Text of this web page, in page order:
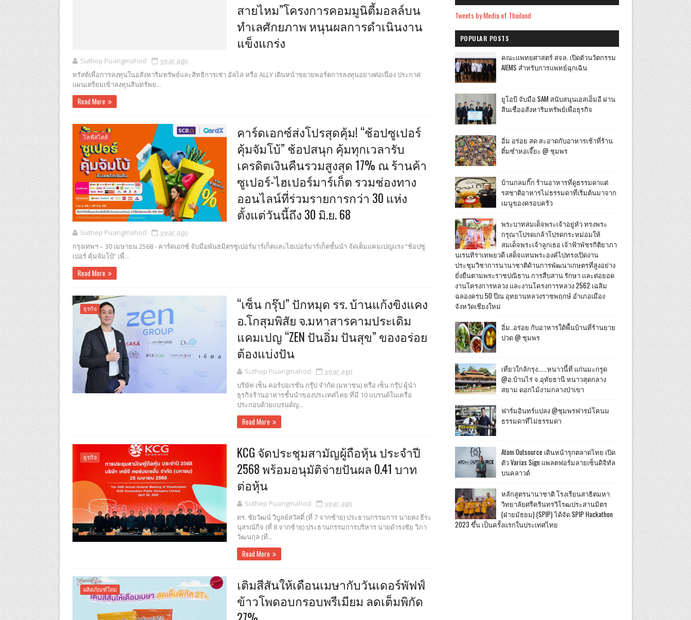
สายไหม”โครงการคอมมูนิตี้มอลล์บน
ทำเลศักยภาพ หนุนผลการดำเนินงาน
แข็งแกร่ง
Suthep Puangmahod
year ago
ทรัสต์เพื่อการลงทุนในอสังหาริมทรัพย์และสิทธิการเช่า อัลไล หรือ ALLY เดินหน้าขยายพอร์ตการลงทุนอย่างต่อเนื่อง ประกาศ
แผนเตรียมเข้าลงทุนสินทรัพย...
Read More
ไลฟ์สไตล์
คาร์ดเอกซ์ส่งโปรสุดคุ้ม! “ช้อปซูเปอร์
คุ้มจัมโบ้” ช้อปสนุก คุ้มทุกเวลารับ
เครดิตเงินคืนรวมสูงสุด 17% ณ ร้านค้า
ซูเปอร์-ไฮเปอร์มาร์เก็ต รวมช่องทาง
ออนไลน์ที่ร่วมรายการกว่า 30 แห่ง
ตั้งแต่วันนี้ถึง 30 มิ.ย. 68
Suthep Puangmahod
year ago
กรุงเทพฯ – 30 เมษายน 2568 - คาร์ดเอกซ์ จับมือพันธมิตรซูเปอร์มาร์เก็ตและไฮเปอร์มาร์เก็ตชั้นนำ จัดเต็มแคมเปญแรง “ช้อปซู
เปอร์ คุ้มจัมโบ้” เพื่...
Read More
ธุรกิจ
“เซ็น กรุ๊ป” ปักหมุด รร. บ้านแก้งขิงแคง
อ.โกสุมพิสัย จ.มหาสารคามประเดิม
แคมเปญ “ZEN ปันอิ่ม ปันสุข” ของอร่อย
ต้องแบ่งปัน
Suthep Puangmahod
year ago
บริษัท เซ็น คอร์ปอเรชั่น กรุ๊ป จำกัด (มหาชน) หรือ เซ็น กรุ๊ป ผู้นำ
ธุรกิจร้านอาหารชั้นนำของประเทศไทย ที่มี 10 แบรนด์ในเครือ
ประกอบด้วยแบรนด์ญ...
Read More
ธุรกิจ
KCG จัดประชุมสามัญผู้ถือหุ้น ประจำปี
2568 พร้อมอนุมัติจ่ายปันผล 0.41 บาท
ต่อหุ้น
Suthep Puangmahod
year ago
ดร. ชัยวัฒน์ วิบูลย์สวัสดิ์ (ที่ 7 จากซ้าย) ประธานกรรมการ นายตง ธีระ
นุสรณ์กิจ (ที่ 8 จากซ้าย) ประธานกรรมการบริหาร นายดำรงชัย วิภา
วัฒนกุล (ที...
Read More
ผลิตภัณฑ์ใหม่
เติมสีสันให้เดือนเมษากับวันเดอร์พัฟฟ์
ข้าวโพดอบกรอบพรีเมียม ลดเต็มพิกัด
Tweets by Media of Thailand
POPULAR POSTS
คณะแพทยศาสตร์ สจล. เปิดตัวนวัตกรรม
AIEMS สำหรับการแพทย์ฉุกเฉิน
ยูโอบี จับมือ SAM สนับสนุนเอสเอ็มอี ผ่าน
สินเชื่ออสังหาริมทรัพย์เพื่อธุรกิจ
อิ่ม อร่อย สด สะอาดกับอาหารเช้าที่ร้าน
ติ๋มซำหอเจี๊ยะ @ ชุมพร
บ้านกลมกิ๊ก ร้านอาหารที่ดูธรรมดาแต่
รสชาติอาหารไม่ธรรมดาที่เริ่มต้นมาจาก
เมนูของครอบครัว
พระบาทสมเด็จพระเจ้าอยู่หัว ทรงพระ
กรุณาโปรดเกล้าโปรดกระหม่อมให้
สมเด็จพระเจ้าลูกเธอ เจ้าฟ้าพัชรกิติยาภา
นเรนทิราเทพยวดี เสด็จแทนพระองค์ไปทรงเปิดงาน
ประชุมวิชาการนานาชาติด้านการพัฒนาเกษตรที่สูงอย่าง
ยั่งยืนตามพระราชปณิธาน การสืบสาน รักษา และต่อยอด
งานโครงการหลวง และงานโครงการหลวง 2562 เฉลิม
ฉลองครบ 50 ปีณ อุทยานหลวงราชพฤกษ์ อำเภอเมือง
จังหวัดเชียงใหม่
อิ่ม..อร่อย กับอาหารใต้พื้นบ้านที่ร้านยาย
ปวด @ ชุมพร
เที่ยวใกล้กรุง......หนาวนี้ที่ แก่นมะกรูด
@อ.บ้านไร่ จ.อุทัยธานี หนาวสุดกลาง
สยาม ดอกไม้งามกลางป่าเขา
ฟาร์มอินทร์แปลง @ชุมพรฟารม์โคนม
ธรรมดาที่ไม่ธรรมดา
Atom Outsource เดินหน้ารุกตลาดไทย เปิด
ตัว Varias Sign แพลตฟอร์มลายเซ็นดิจิทัล
บนคลาวด์
หลักสูตรนานาชาติ โรงเรียนสาธิตมหา
วิทยาลัยศรีครินทรวิโรฒประสานมิตร
(ฝ่ายมัธยม) (SPIP) ได้จัด SPIP Hackathon
2023 ขึ้น เป็นครั้งแรกในประเทศไทย